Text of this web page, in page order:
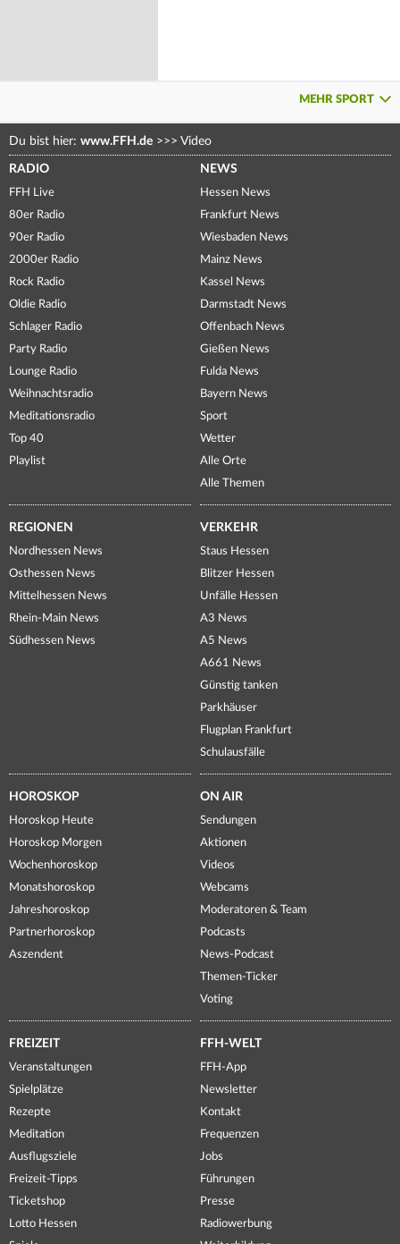
MEHR SPORT
Du bist hier: www.FFH.de >>> Video
RADIO
FFH Live
80er Radio
90er Radio
2000er Radio
Rock Radio
Oldie Radio
Schlager Radio
Party Radio
Lounge Radio
Weihnachtsradio
Meditationsradio
Top 40
Playlist
NEWS
Hessen News
Frankfurt News
Wiesbaden News
Mainz News
Kassel News
Darmstadt News
Offenbach News
Gießen News
Fulda News
Bayern News
Sport
Wetter
Alle Orte
Alle Themen
REGIONEN
Nordhessen News
Osthessen News
Mittelhessen News
Rhein-Main News
Südhessen News
VERKEHR
Staus Hessen
Blitzer Hessen
Unfälle Hessen
A3 News
A5 News
A661 News
Günstig tanken
Parkhäuser
Flugplan Frankfurt
Schulausfälle
HOROSKOP
Horoskop Heute
Horoskop Morgen
Wochenhoroskop
Monatshoroskop
Jahreshoroskop
Partnerhoroskop
Aszendent
ON AIR
Sendungen
Aktionen
Videos
Webcams
Moderatoren & Team
Podcasts
News-Podcast
Themen-Ticker
Voting
FREIZEIT
Veranstaltungen
Spielplätze
Rezepte
Meditation
Ausflugsziele
Freizeit-Tipps
Ticketshop
Lotto Hessen
FFH-WELT
FFH-App
Newsletter
Kontakt
Frequenzen
Jobs
Führungen
Presse
Radiowerbung